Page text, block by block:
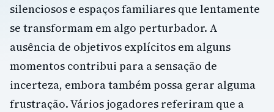
silenciosos e espaços familiares que lentamente
se transformam em algo perturbador. A
ausência de objetivos explícitos em alguns
momentos contribui para a sensação de
incerteza, embora também possa gerar alguma
frustração. Vários jogadores referiram que a